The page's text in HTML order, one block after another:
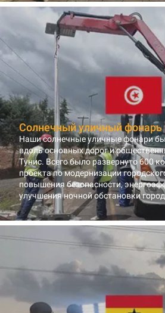
Солнечный уличный фонарь
Наши солнечные уличные фонари
вдоль основных дорог и
Тунис. Всего было развернуто 600
проекта по модернизации
повышения безопасности,
улучшения ночной обстановки